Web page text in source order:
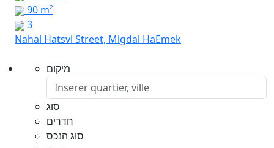
90 m²
3
Nahal Hatsvi Street, Migdal HaEmek
מיקום
סוג
חדרים
סוג הנכס